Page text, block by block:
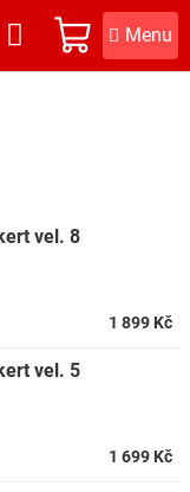
NÁKUPNÍ
KOŠÍK
vel. 8
1 899 Kč
vel. 5
1 699 Kč